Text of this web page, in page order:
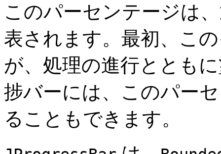
このパーセンテージは
表されます。最初、こ
が、処理の進行ととも
捗バーには、このパー
ることもできます。